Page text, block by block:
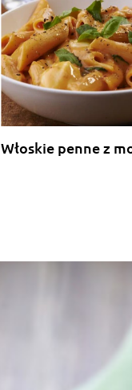
Włoskie penne z